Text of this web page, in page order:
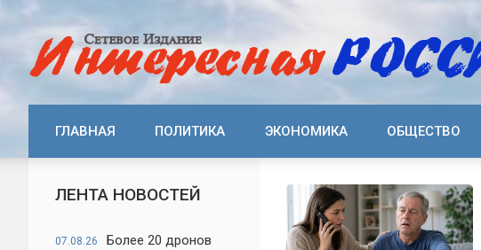
ГЛАВНАЯ ПОЛИТИКА ЭКОНОМИКА ОБЩЕСТВО
ЛЕНТА НОВОСТЕЙ
07.08.26
Более 20 дронов